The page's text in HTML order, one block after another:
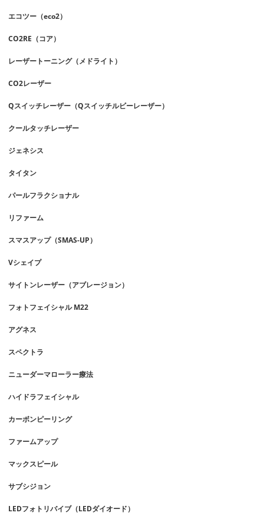
エコツー（eco2）
CO2RE（コア）
レーザートーニング（メドライト）
CO2レーザー
Qスイッチレーザー（Qスイッチルビーレーザー）
クールタッチレーザー
ジェネシス
タイタン
パールフラクショナル
リファーム
スマスアップ（SMAS-UP）
Vシェイプ
サイトンレーザー（アブレージョン）
フォトフェイシャル M22
アグネス
スペクトラ
ニューダーマローラー療法
ハイドラフェイシャル
カーボンピーリング
ファームアップ
マックスピール
サブシジョン
LEDフォトリバイブ（LEDダイオード）